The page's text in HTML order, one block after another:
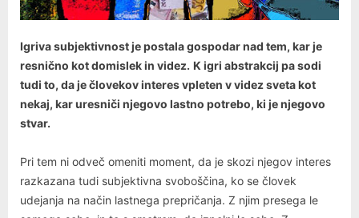
Igriva subjektivnost je postala gospodar nad tem, kar je
resnično kot domislek in videz. K igri abstrakcij pa sodi
tudi to, da je človekov interes vpleten v videz sveta kot
nekaj, kar uresniči njegovo lastno potrebo, ki je njegovo
stvar.
Pri tem ni odveč omeniti moment, da je skozi njegov interes
razkazana tudi subjektivna svoboščina, ko se človek
udejanja na način lastnega prepričanja. Z njim presega le